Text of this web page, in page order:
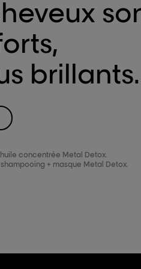
brillants.
concentrée Metal Detox​.
+ masque Metal Detox.